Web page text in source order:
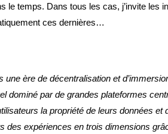
le temps. Dans tous les cas, j’invite
ces dernières…
une ère de décentralisation et
dominé par de grandes plateformes
la propriété de leurs données et
des expériences en trois dimensions